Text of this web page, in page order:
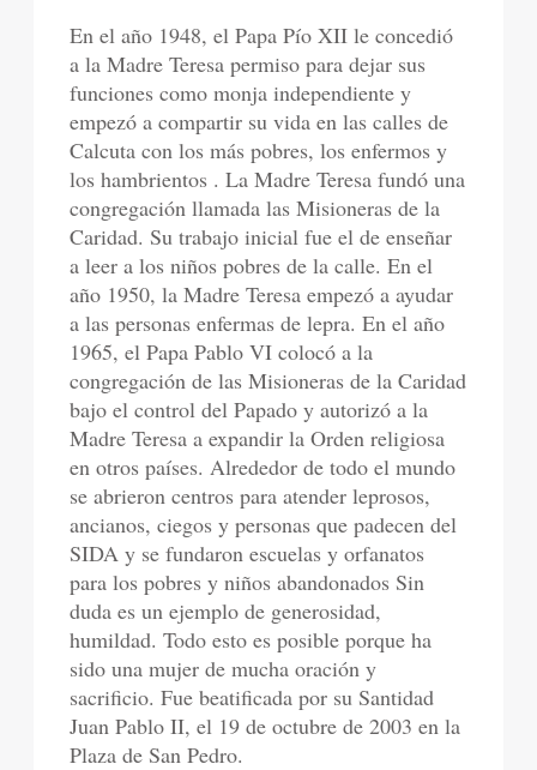
En el año 1948, el Papa Pío XII le concedió
a la Madre Teresa permiso para dejar sus
funciones como monja independiente y
empezó a compartir su vida en las calles de
Calcuta con los más pobres, los enfermos y
los hambrientos . La Madre Teresa fundó una
congregación llamada las Misioneras de la
Caridad. Su trabajo inicial fue el de enseñar
a leer a los niños pobres de la calle. En el
año 1950, la Madre Teresa empezó a ayudar
a las personas enfermas de lepra. En el año
1965, el Papa Pablo VI colocó a la
congregación de las Misioneras de la Caridad
bajo el control del Papado y autorizó a la
Madre Teresa a expandir la Orden religiosa
en otros países. Alrededor de todo el mundo
se abrieron centros para atender leprosos,
ancianos, ciegos y personas que padecen del
SIDA y se fundaron escuelas y orfanatos
para los pobres y niños abandonados Sin
duda es un ejemplo de generosidad,
humildad. Todo esto es posible porque ha
sido una mujer de mucha oración y
sacrificio. Fue beatificada por su Santidad
Juan Pablo II, el 19 de octubre de 2003 en la
Plaza de San Pedro.